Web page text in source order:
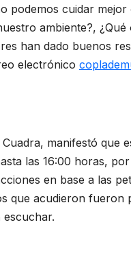
podemos cuidar
ambiente?,
han dado buenos
electrónico
manifestó que
las 16:00 horas,
en base a las
que acudieron fueron
escuchar.